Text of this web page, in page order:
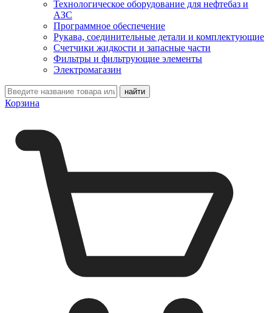
Технологическое оборудование для нефтебаз и
АЗС
Программное обеспечение
Рукава, соединительные детали и комплектующие
Счетчики жидкости и запасные части
Фильтры и фильтрующие элементы
Электромагазин
Корзина